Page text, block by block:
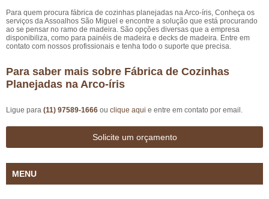
Para quem procura fábrica de cozinhas planejadas na Arco-íris, Conheça os
serviços da Assoalhos São Miguel e encontre a solução que está procurando
ao se pensar no ramo de madeira. São opções diversas que a empresa
disponibiliza, como para painéis de madeira e decks de madeira. Entre em
contato com nossos profissionais e tenha todo o suporte que precisa.
Para saber mais sobre Fábrica de Cozinhas
Planejadas na Arco-íris
Ligue para (11) 97589-1666 ou clique aqui e entre em contato por email.
Solicite um orçamento
MENU